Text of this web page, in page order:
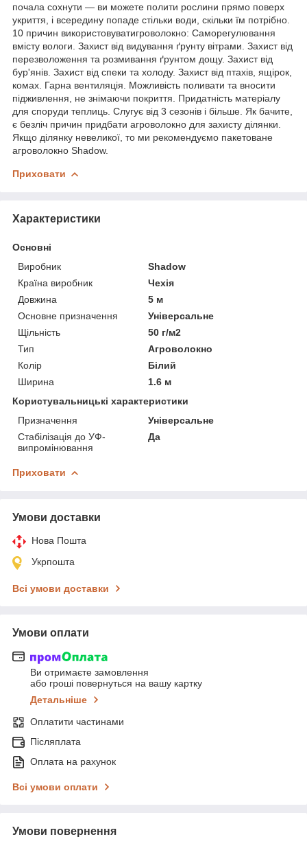
почала сохнути — ви можете полити рослини прямо поверх
укриття, і всередину попаде стільки води, скільки їм потрібно.
10 причин використовуватигроволокно: Саморегулювання
вмісту вологи. Захист від видування ґрунту вітрами. Захист від
перезволоження та розмивання ґрунтом дощу. Захист від
бур'янів. Захист від спеки та холоду. Захист від птахів, ящірок,
комах. Гарна вентиляція. Можливість поливати та вносити
підживлення, не знімаючи покриття. Придатність матеріалу
для споруди теплиць. Слугує від 3 сезонів і більше. Як бачите,
є безліч причин придбати агроволокно для захисту ділянки.
Якщо ділянку невеликої, то ми рекомендуємо пакетоване
агроволокно Shadow.
Приховати
Характеристики
Основні
Виробник
Shadow
Країна виробник
Чехія
Довжина
5 м
Основне призначення
Універсальне
Щільність
50 г/м2
Тип
Агроволокно
Колір
Білий
Ширина
1.6 м
Користувальницькі характеристики
Призначення
Універсальне
Стабілізація до УФ-
випромінювання
Да
Приховати
Умови доставки
Нова Пошта
Укрпошта
Всі умови доставки
Умови оплати
Ви отримаєте замовлення
або гроші повернуться на вашу картку
Детальніше
Оплатити частинами
Післяплата
Оплата на рахунок
Всі умови оплати
Умови повернення